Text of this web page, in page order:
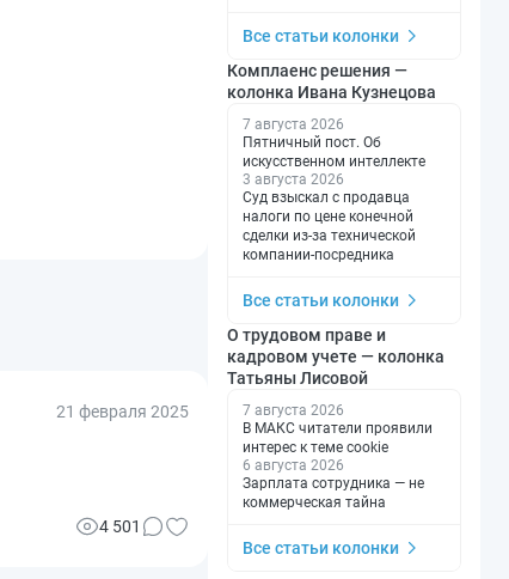
21 февраля 2025
4 501
Все статьи колонки
Комплаенс решения —
колонка Ивана Кузнецова
7 августа 2026
Пятничный пост. Об
искусственном интеллекте
3 августа 2026
Суд взыскал с продавца
налоги по цене конечной
сделки из-за технической
компании-посредника
Все статьи колонки
О трудовом праве и
кадровом учете — колонка
Татьяны Лисовой
7 августа 2026
В МАКС читатели проявили
интерес к теме cookie
6 августа 2026
Зарплата сотрудника — не
коммерческая тайна
Все статьи колонки